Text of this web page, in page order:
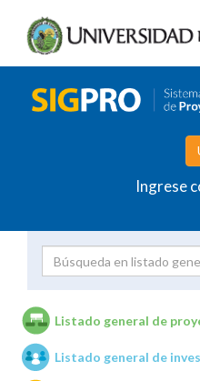
Ingrese
Unidades de
Listado general de
Listado general de